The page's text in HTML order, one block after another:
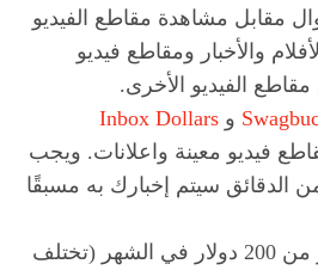
مقابل مشاهدة مقاطع الفيديو
والأخبار ومقاطع فيديو
مقاطع الفيديو الأخرى.
و Inbox Dollars
فيديو معينة واعلانات. ويجب
الدقائق سيتم إخبارك به مسبقًا
كما يمكنك كسب أكثر من 200 دولار في الشهر (تختلف